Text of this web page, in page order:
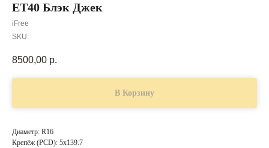
ET40 Блэк Джек
iFree
SKU:
8500,00 р.
В Корзину
Диаметр: R16
Крепёж (PCD): 5x139.7